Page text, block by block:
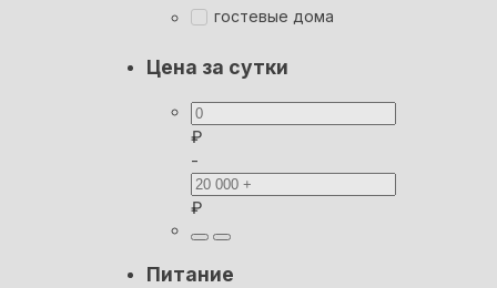
гостевые дома
Цена за сутки
₽
-
₽
Питание